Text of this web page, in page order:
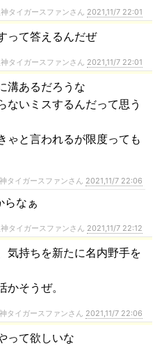
タイガースファンさん 2021,11/7 22:01
って答えるんだぜ
タイガースファンさん 2021,11/7 22:01
溝あるだろうな
ないミスするんだって思う
ゃと言われるが限度っても
タイガースファンさん 2021,11/7 22:06
らなぁ
タイガースファンさん 2021,11/7 22:12
気持ちを新たに名内野手を
そうぜ。
タイガースファンさん 2021,11/7 22:06
って欲しいな